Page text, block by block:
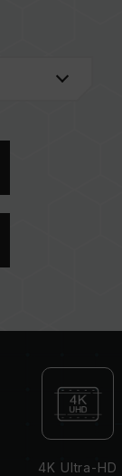
4K Ultra-HD